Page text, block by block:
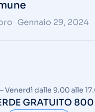
Gennaio 29, 2024
Venerdì dalle 9.00 alle
GRATUITO